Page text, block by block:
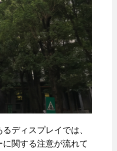
ディスプレイでは、
関する注意が流れて